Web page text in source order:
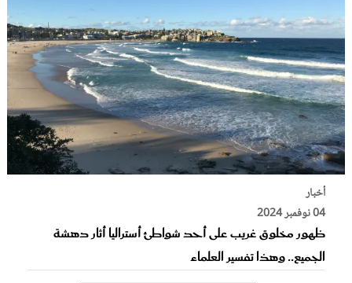
أخبار
04 نوفمبر 2024
ظهور مخلوق غريب على أحد شواطئ أستراليا أثار دهشة
الجميع.. وهذا تفسير العلماء